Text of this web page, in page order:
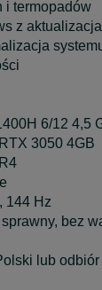
i termopadów
z
6/12 4,5
3050 4GB
144 Hz
bez
lub